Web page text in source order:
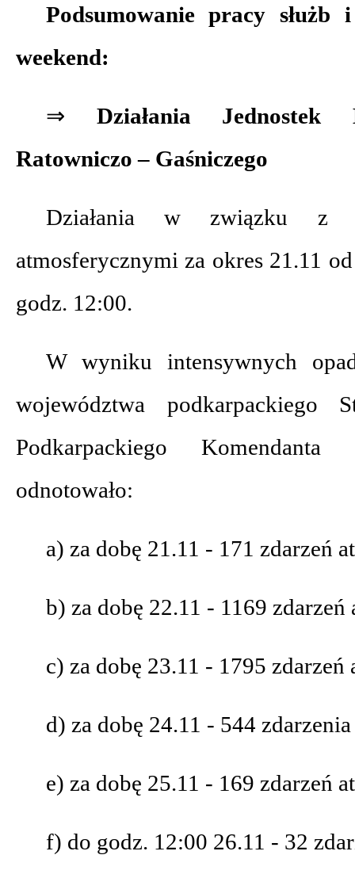
Podsumowanie pracy
weekend:
⇒ Działania Jednostek
Ratowniczo – Gaśniczego
Działania w związku z
atmosferycznymi za okres 21.11
godz. 12:00.
W wyniku intensywnych
województwa podkarpackiego
Podkarpackiego Komendanta
odnotowało:
a) za dobę 21.11 - 171 zdarzeń
b) za dobę 22.11 - 1169
c) za dobę 23.11 - 1795
d) za dobę 24.11 - 544
e) za dobę 25.11 - 169 zdarzeń
f) do godz. 12:00 26.11 - 32